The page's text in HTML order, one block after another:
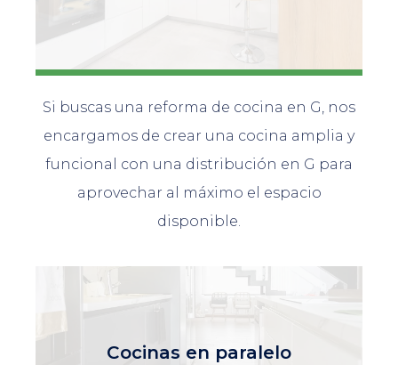
Si buscas una reforma de cocina en G, nos
encargamos de crear una cocina amplia y
funcional con una distribución en G para
aprovechar al máximo el espacio
disponible.
Cocinas en paralelo